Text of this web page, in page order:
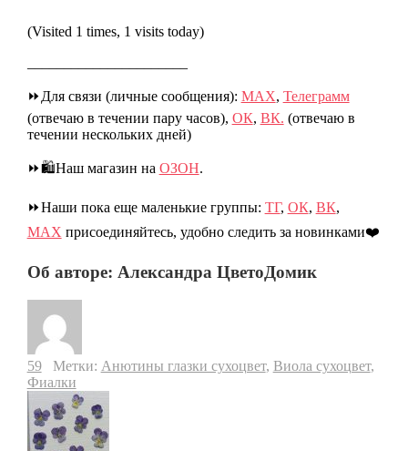
(Visited 1 times, 1 visits today)
⏩Для связи (личные сообщения): МАХ, Телеграмм
(отвечаю в течении пару часов), ОК, ВК. (отвечаю в
течении нескольких дней)
⏩🛍️Наш магазин на ОЗОН.
⏩Наши пока еще маленькие группы: ТГ, ОК, ВК,
МАХ присоединяйтесь, удобно следить за новинками❤️
Об авторе: Александра ЦветоДомик
59 Метки: Анютины глазки сухоцвет, Виола сухоцвет,
Фиалки